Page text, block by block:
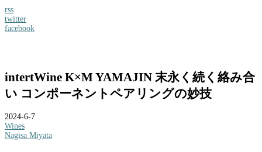
rss
twitter
facebook
intertWine K×M YAMAJIN 末永く続く絡み合
い コンポーネントペアリングの妙技
2024-6-7
Wines
Nagisa Miyata